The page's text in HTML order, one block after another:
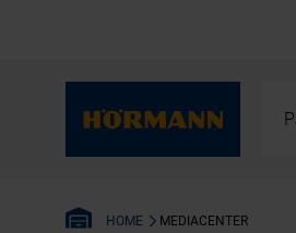
HOME MEDIACENTER